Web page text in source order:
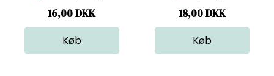
16,00DKK 18,00DKK